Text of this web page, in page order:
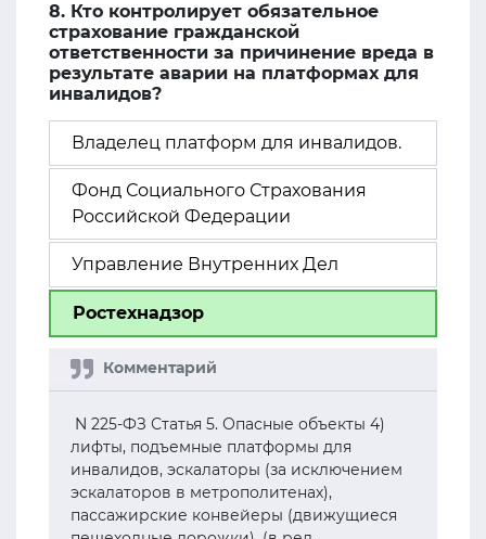
8. Кто контролирует обязательное
страхование гражданской
ответственности за причинение вреда в
результате аварии на платформах для
инвалидов?
Владелец платформ для инвалидов.
Фонд Социального Страхования
Российской Федерации
Управление Внутренних Дел
Ростехнадзор
N 225-ФЗ Статья 5. Опасные объекты 4)
лифты, подъемные платформы для
инвалидов, эскалаторы (за исключением
эскалаторов в метрополитенах),
пассажирские конвейеры (движущиеся